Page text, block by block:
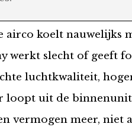
airco koelt nauwelijks
werkt slecht of geeft
luchtkwaliteit,
loopt uit de
vermogen meer, niet